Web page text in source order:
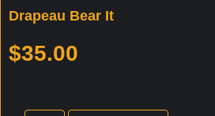
Drapeau Bear It
$35.00